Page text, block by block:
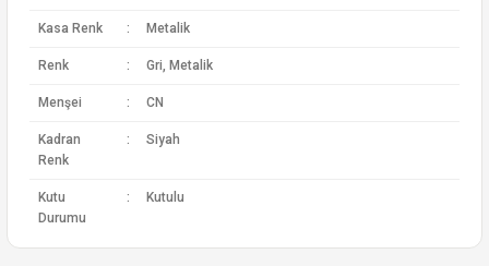
Kasa Renk : Metalik
Renk : Gri, Metalik
Menşei : CN
Kadran
Renk
: Siyah
Kutu
Durumu
: Kutulu